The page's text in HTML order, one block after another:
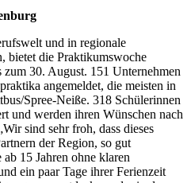
und in regionale
bietet die Praktikumswoche
30. August. 151 Unternehmen
angemeldet, die meisten in
Spree-Neiße. 318 Schülerinnen
und werden ihren Wünschen nach
sind sehr froh, dass dieses
der Region, so gut
15 Jahren ohne klaren
ein paar Tage ihrer Ferienzeit